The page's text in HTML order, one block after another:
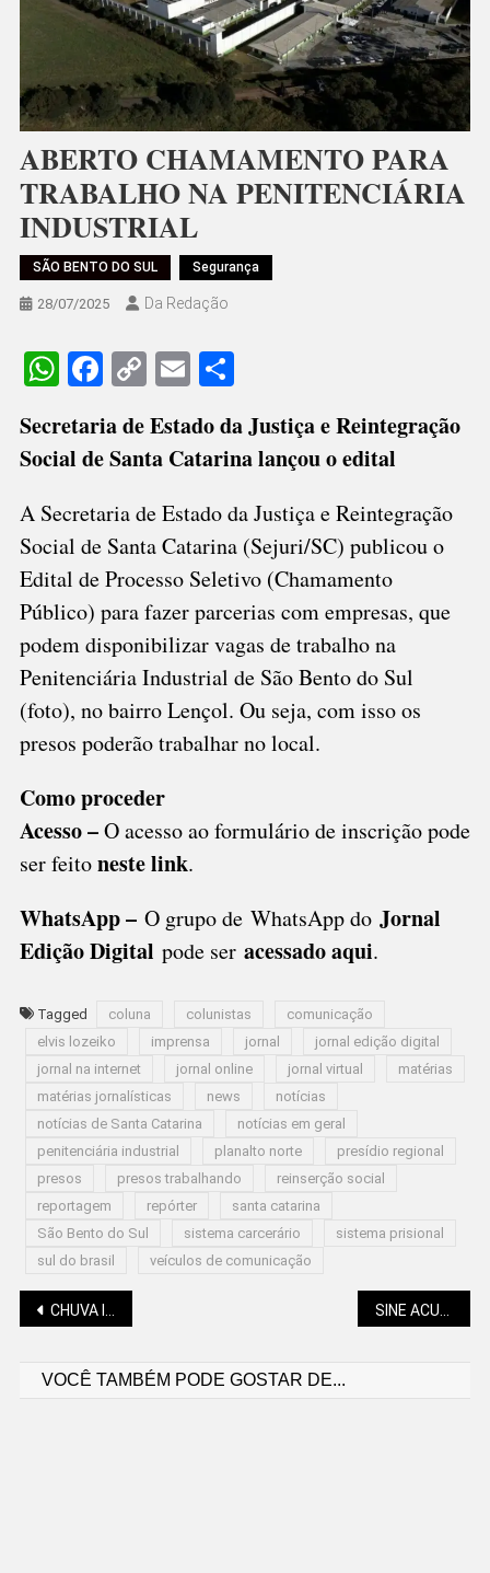
ABERTO CHAMAMENTO PARA
TRABALHO NA PENITENCIÁRIA
INDUSTRIAL
SÃO BENTO DO SUL Segurança
28/07/2025 Da Redação
WhatsApp
Facebook
CopyEmailShare
Secretaria de Estado da Justiça e Reintegração
Social de Santa Catarina lançou o edital
A Secretaria de Estado da Justiça e Reintegração
Social de Santa Catarina (Sejuri/SC) publicou o
Edital de Processo Seletivo (Chamamento
Público) para fazer parcerias com empresas, que
podem disponibilizar vagas de trabalho na
Penitenciária Industrial de São Bento do Sul
(foto), no bairro Lençol. Ou seja, com isso os
presos poderão trabalhar no local.
Como proceder
Acesso –O acesso ao formulário de inscrição pode
ser feitoneste link.
WhatsApp – O grupo de WhatsApp doJornal
Edição Digital pode ser acessado aqui.
Tagged coluna colunistas
comunicação
elvis lozeiko
imprensa jornal
jornal edição digital
jornal na internet
jornal online jornal virtual
matérias
matérias jornalísticas
news
notícias
notícias de Santa Catarina
notícias em geral
penitenciária industrial
planalto norte
presídio regional
presos
presos trabalhando
reinserção social
reportagem
repórter
santa catarina
São Bento do Sul
sistema carcerário
sistema prisional
sul do brasil
veículos de comunicação
Navegação
CHUVA INTENSA E VENTOS CAUSAM ESTRAGOS EM SÃO BENTO DO SUL
VOCÊ TAMBÉM PODE GOSTAR DE...